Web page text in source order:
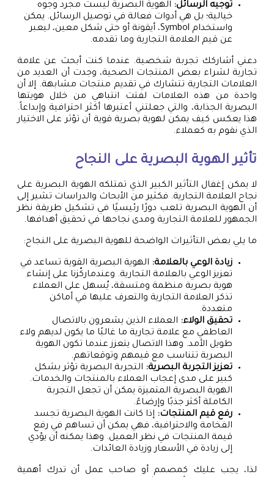
توجيه الرسائل: الهوية البصرية ليست مجرد وجوه
خيالية؛ بل هي أدوات فعالة في توصيل الرسائل. يمكن
واستخدام Symbol، أيقونة أو حتى شكل معين، ليعبر
عن قيم العلامة التجارية وما تقدمه.
دعني أشاركك تجربة شخصية. عندما كنت أبحث عن علامة
تجارية لشراء بعض المنتجات الصحية، وجدت أن العديد من
العلامات التجارية تتشارك في تقديم منتجات مشابهة. إلا أن
واحدة من هذه العلامات لفتت انتباهي من خلال هويتها
البصرية الجذابة، والتي جعلتني أعتبرها أكثر احترافية وإبداعاً.
هذا يعكس كيف يمكن لهوية بصرية قوية أن تؤثر على الاختيار
الذي نقوم به كعملاء.
تأثير الهوية البصرية على النجاح
لا يمكن إغفال التأثير الكبير الذي تمتلكه الهوية البصرية على
نجاح العلامة التجارية. فكثير من الأبحاث والدراسات تشير إلى
أن الهوية البصرية تلعب دورًا رئيسيًا في تشكيل طريقة نظر
الجمهور للعلامة التجارية ومدى نجاحها في تحقيق أهدافها.
ما يلي بعض التأثيرات الواضحة للهوية البصرية على النجاح:
زيادة الوعي بالعلامة: الهوية البصرية القوية تساعد في
تعزيز الوعي بالعلامة التجارية. وعندماركّزنا على إنشاء
هوية بصرية منظمة ومتسقة، يُسهل على العملاء
تذكر العلامة التجارية والتعرف عليها في أماكن
متعددة.
تحقيق الولاء: العملاء الذين يشعرون بالاتصال
العاطفي مع علامة تجارية ما غالبًا ما يكون لديهم ولاء
طويل الأمد. وهذا الاتصال يتعزز عندما تكون الهوية
البصرية تتناسب مع قيمهم وتوقعاتهم.
تعزيز التجربة البصرية: التجربة البصرية تؤثر بشكل
كبير على مدى إعجاب العملاء بالمنتجات والخدمات.
الهوية البصرية المتميزة يمكن أن تجعل التجربة
الكاملة أكثر جذبًا وإرضاءً.
رفع قيم المنتجات: إذا كانت الهوية البصرية تجسد
الفخامة والاحترافية، فهي يمكن أن تساهم في رفع
قيمة المنتجات في نظر العميل. وهذا يمكنه أن يؤدي
إلى زيادة في الأسعار وزيادة العائدات.
لذا، يجب عليك كمصمم أو صاحب عمل أن تدرك أهمية